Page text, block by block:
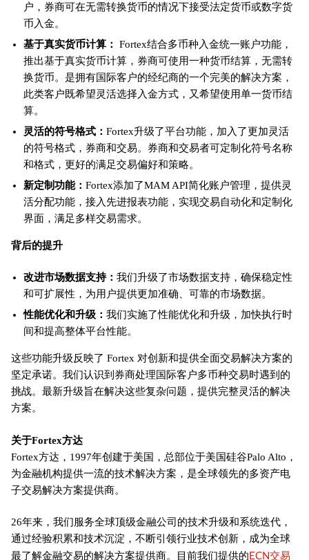
户，券商可在无需转换货币的情况下接受法定货币或数字货
币入金。
基于真实货币计算： Fortex结合多币种入金统一账户功能，
推出基于真实货币计算，券商可使用一种货币结算，无需转
换货币。是拥有国际客户的经纪商的一个完美的解决方案，
此类客户既希望灵活选择入金方式，又希望使用单一货币结
算。
灵活的符号格式： Fortex升级了平台功能，加入了更加灵活
的符号格式，券商和交易。券商和交易者可定制化符号名称
和格式，更好的满足交易偏好和策略。
新定制功能： Fortex添加了MAM API简化账户管理，提供灵
活分配功能，接入先进报表功能，实现交易自动化和定制化
界面，满足多样交易需求。
背后的提升
改进市场数据支持： 我们升级了市场数据支持，确保稳定性
和可扩展性，为用户提供更加准确、可靠的市场数据。
性能优化和升级： 我们实施了性能优化和升级，加快执行时
间和提高整体平台性能。
这些功能升级反映了 Fortex 对创新和提供全面交易解决方案的
坚定承诺。我们认识到券商处理国际客户多币种交易时遇到的
挑战。最新升级旨在解决这些复杂问题，提供完整灵活的解决
方案。
关于Fortex方达
Fortex方达，1997年创建于美国，总部位于美国硅谷Palo Alto，
为金融机构提供一流的技术解决方案，是全球领先的多资产电
子交易解决方案提供商。
26年来，我们服务全球顶级金融公司的技术升级和系统迭代，
通过经验积累和技术沉淀，不断引领行业技术创新，成为全球
最了解金融交易的解决方案提供商。目前我们提供的ECN交易